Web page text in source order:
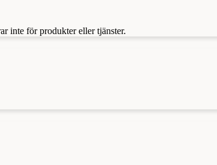
inte för produkter eller tjänster.